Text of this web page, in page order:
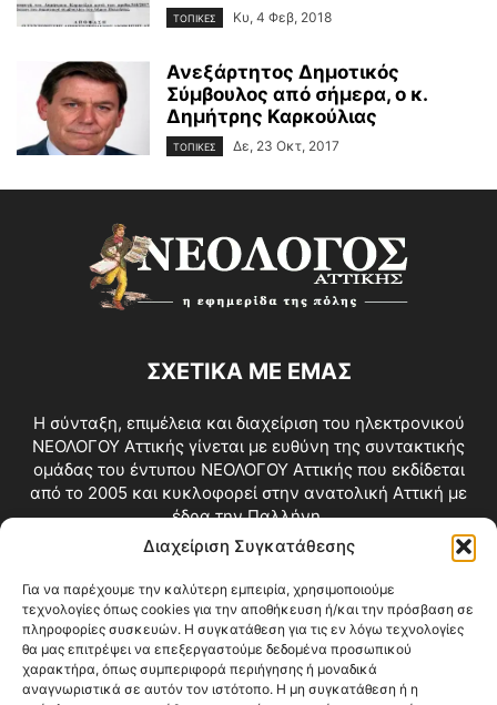
Διαχείριση Συγκατάθεσης
Για να παρέχουμε την καλύτερη εμπειρία, χρησιμοποιούμε
τεχνολογίες όπως cookies για την αποθήκευση ή/και την πρόσβαση σε
πληροφορίες συσκευών. Η συγκατάθεση για τις εν λόγω τεχνολογίες
θα μας επιτρέψει να επεξεργαστούμε δεδομένα προσωπικού
χαρακτήρα, όπως συμπεριφορά περιήγησης ή μοναδικά
αναγνωριστικά σε αυτόν τον ιστότοπο. Η μη συγκατάθεση ή η
ΤΟΠΙΚΕΣ Κυ, 4 Φεβ, 2018
Ανεξάρτητος Δημοτικός
Σύμβουλος από σήμερα, ο κ.
Δημήτρης Καρκούλιας
ΤΟΠΙΚΕΣ Δε, 23 Οκτ, 2017
ΣΧΕΤΙΚΑ ΜΕ ΕΜΑΣ
Η σύνταξη, επιμέλεια και διαχείριση του ηλεκτρονικού
ΝΕΟΛΟΓΟΥ Αττικής γίνεται με ευθύνη της συντακτικής
ομάδας του έντυπου ΝΕΟΛΟΓΟΥ Αττικής που εκδίδεται
από το 2005 και κυκλοφορεί στην ανατολική Αττική με
έδρα την Παλλήνη.
Επικοινωνία:info@neologosattikis.gr
ΑΚΟΛΟΥΘΗΣΕ ΜΑΣ